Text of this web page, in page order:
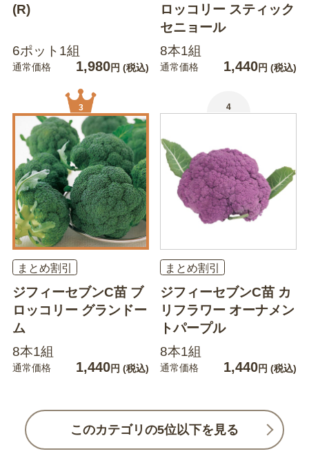
(R)
6ポット1組
通常価格 1,980円 (税込)
ロッコリー スティック
セニョール
8本1組
通常価格 1,440円 (税込)
3
まとめ割引
ジフィーセブンC苗 ブ
ロッコリー グランドー
ム
8本1組
通常価格 1,440円 (税込)
4
まとめ割引
ジフィーセブンC苗 カ
リフラワー オーナメン
トパープル
8本1組
通常価格 1,440円 (税込)
このカテゴリの5位以下を見る